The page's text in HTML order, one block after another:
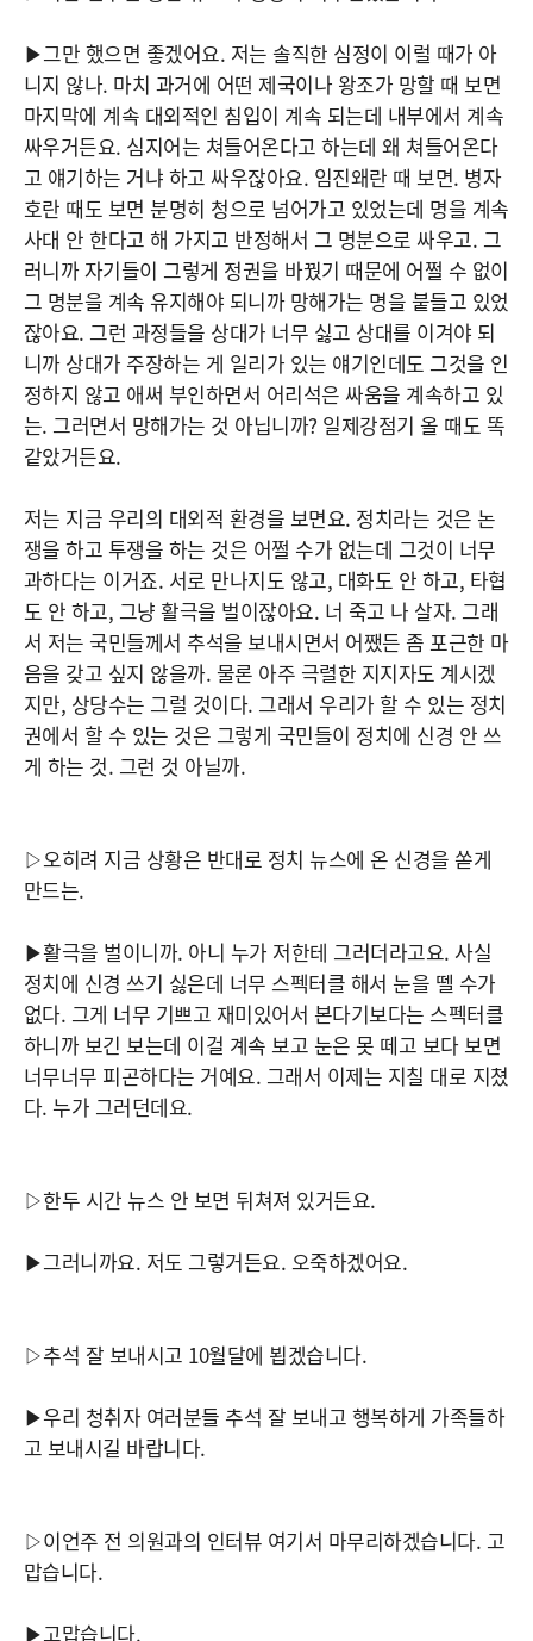
▶그만 했으면 좋겠어요. 저는 솔직한 심정이 이럴 때가 아
니지 않나. 마치 과거에 어떤 제국이나 왕조가 망할 때 보면
마지막에 계속 대외적인 침입이 계속 되는데 내부에서 계속
싸우거든요. 심지어는 쳐들어온다고 하는데 왜 쳐들어온다
고 얘기하는 거냐 하고 싸우잖아요. 임진왜란 때 보면. 병자
호란 때도 보면 분명히 청으로 넘어가고 있었는데 명을 계속
사대 안 한다고 해 가지고 반정해서 그 명분으로 싸우고. 그
러니까 자기들이 그렇게 정권을 바꿨기 때문에 어쩔 수 없이
그 명분을 계속 유지해야 되니까 망해가는 명을 붙들고 있었
잖아요. 그런 과정들을 상대가 너무 싫고 상대를 이겨야 되
니까 상대가 주장하는 게 일리가 있는 얘기인데도 그것을 인
정하지 않고 애써 부인하면서 어리석은 싸움을 계속하고 있
는. 그러면서 망해가는 것 아닙니까? 일제강점기 올 때도 똑
같았거든요.
저는 지금 우리의 대외적 환경을 보면요. 정치라는 것은 논
쟁을 하고 투쟁을 하는 것은 어쩔 수가 없는데 그것이 너무
과하다는 이거죠. 서로 만나지도 않고, 대화도 안 하고, 타협
도 안 하고, 그냥 활극을 벌이잖아요. 너 죽고 나 살자. 그래
서 저는 국민들께서 추석을 보내시면서 어쨌든 좀 포근한 마
음을 갖고 싶지 않을까. 물론 아주 극렬한 지지자도 계시겠
지만, 상당수는 그럴 것이다. 그래서 우리가 할 수 있는 정치
권에서 할 수 있는 것은 그렇게 국민들이 정치에 신경 안 쓰
게 하는 것. 그런 것 아닐까.
▷오히려 지금 상황은 반대로 정치 뉴스에 온 신경을 쏟게
만드는.
▶활극을 벌이니까. 아니 누가 저한테 그러더라고요. 사실
정치에 신경 쓰기 싫은데 너무 스펙터클 해서 눈을 뗄 수가
없다. 그게 너무 기쁘고 재미있어서 본다기보다는 스펙터클
하니까 보긴 보는데 이걸 계속 보고 눈은 못 떼고 보다 보면
너무너무 피곤하다는 거예요. 그래서 이제는 지칠 대로 지쳤
다. 누가 그러던데요.
▷한두 시간 뉴스 안 보면 뒤쳐져 있거든요.
▶그러니까요. 저도 그렇거든요. 오죽하겠어요.
▷추석 잘 보내시고 10월달에 뵙겠습니다.
▶우리 청취자 여러분들 추석 잘 보내고 행복하게 가족들하
고 보내시길 바랍니다.
▷이언주 전 의원과의 인터뷰 여기서 마무리하겠습니다. 고
맙습니다.
▶고맙습니다.